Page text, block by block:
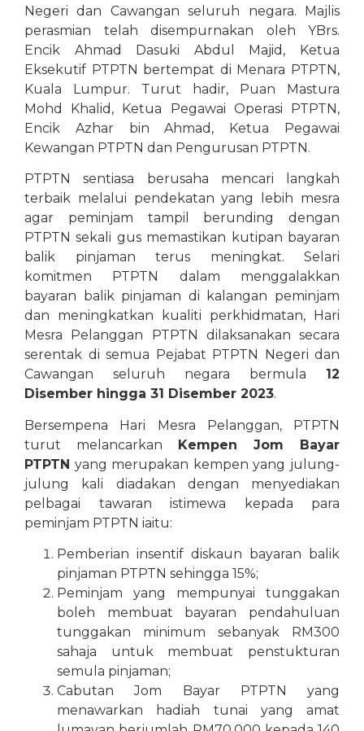
Negeri dan Cawangan seluruh negara. Majlis
perasmian telah disempurnakan oleh YBrs.
Encik Ahmad Dasuki Abdul Majid, Ketua
Eksekutif PTPTN bertempat di Menara PTPTN,
Kuala Lumpur. Turut hadir, Puan Mastura
Mohd Khalid, Ketua Pegawai Operasi PTPTN,
Encik Azhar bin Ahmad, Ketua Pegawai
Kewangan PTPTN dan Pengurusan PTPTN.
PTPTN sentiasa berusaha mencari langkah
terbaik melalui pendekatan yang lebih mesra
agar peminjam tampil berunding dengan
PTPTN sekali gus memastikan kutipan bayaran
balik pinjaman terus meningkat. Selari
komitmen PTPTN dalam menggalakkan
bayaran balik pinjaman di kalangan peminjam
dan meningkatkan kualiti perkhidmatan, Hari
Mesra Pelanggan PTPTN dilaksanakan secara
serentak di semua Pejabat PTPTN Negeri dan
Cawangan seluruh negara bermula 12
Disember hingga 31 Disember 2023.
Bersempena Hari Mesra Pelanggan, PTPTN
turut melancarkan Kempen Jom Bayar
PTPTN yang merupakan kempen yang julung-
julung kali diadakan dengan menyediakan
pelbagai tawaran istimewa kepada para
peminjam PTPTN iaitu:
Pemberian insentif diskaun bayaran balik
pinjaman PTPTN sehingga 15%;
Peminjam yang mempunyai tunggakan
boleh membuat bayaran pendahuluan
tunggakan minimum sebanyak RM300
sahaja untuk membuat penstukturan
semula pinjaman;
Cabutan Jom Bayar PTPTN yang
menawarkan hadiah tunai yang amat